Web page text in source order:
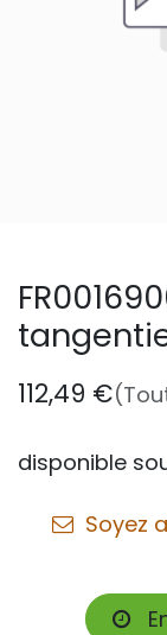
112,49 €
disponible
Soyez